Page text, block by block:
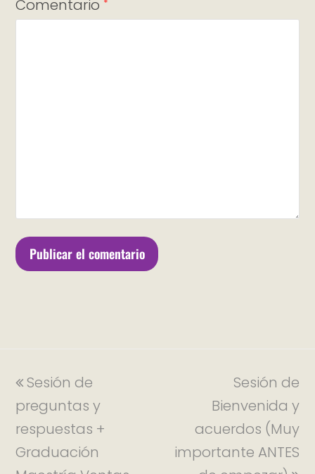
Comentario *
Sesión de
preguntas y
respuestas +
Graduación
Sesión de
Bienvenida y
acuerdos (Muy
importante ANTES